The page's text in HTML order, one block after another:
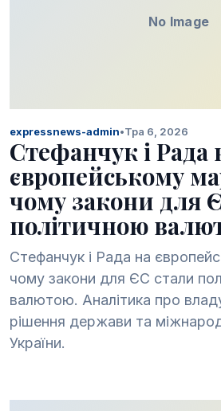
No Image
expressnews-admin•Тра 6, 2026
Стефанчук і Рада
європейському
чому закони для
політичною
Стефанчук і Рада на
чому закони для ЄС стали
валютою. Аналітика про
рішення держави та
України.